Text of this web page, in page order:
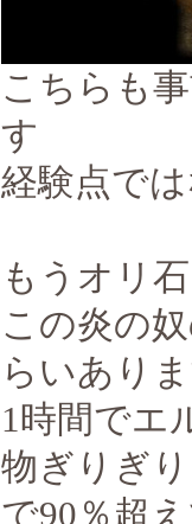
こちらも
す
経験点で
もうオリ
この炎の
らいあり
1時間でエ
物ぎりぎ
で90％超